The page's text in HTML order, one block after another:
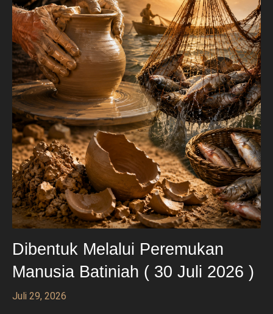
Dibentuk Melalui Peremukan
Manusia Batiniah ( 30 Juli 2026 )
Juli 29, 2026